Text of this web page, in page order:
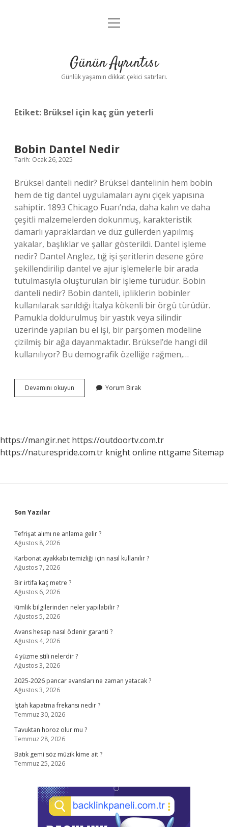
Anasayfa
Yasal Uyarı
menüyü
Günün Ayrıntısı
Günlük yaşamın dikkat çekici satırları.
Etiket: Brüksel için kaç gün yeterli
Bobin Dantel Nedir
Tarih: Ocak 26, 2025
Brüksel danteli nedir? Brüksel dantelinin hem bobin
hem de tig dantel uygulamaları aynı çiçek yapısına
sahiptir. 1893 Chicago Fuarı’nda, daha kalın ve daha
çeşitli malzemelerden dokunmuş, karakteristik
damarlı yapraklardan ve düz güllerden yapılmış
yakalar, başlıklar ve şallar gösterildi. Dantel işleme
nedir? Dantel Anglez, tığ işi şeritlerin desene göre
şekillendirilip dantel ve ajur işlemelerle bir arada
tutulmasıyla oluşturulan bir işleme türüdür. Bobin
danteli nedir? Bobin danteli, ipliklerin bobinler
kullanılarak sarıldığı İtalya kökenli bir örgü türüdür.
Pamukla doldurulmuş bir yastık veya silindir
üzerinde yapılan bu el işi, bir parşömen modeline
çizilmiş bir ağa dayanmaktadır. Brüksel’de hangi dil
kullanılıyor? Bu demografik özelliğe rağmen,…
Devamını okuyun
Dantel
Yorum Bırak
https://mangir.net https://outdoortv.com.tr
https://naturespride.com.tr knight online nttgame Sitemap
Sidebar
Son Yazılar
Tefrişat alımı ne anlama gelir ?
Ağustos 8, 2026
Karbonat ayakkabı temizliği için nasıl kullanılır ?
Ağustos 7, 2026
Bir irtifa kaç metre ?
Ağustos 6, 2026
Kimlik bilgilerinden neler yapılabilir ?
Ağustos 5, 2026
Avans hesap nasıl ödenir garanti ?
Ağustos 4, 2026
4 yüzme stili nelerdir ?
Ağustos 3, 2026
2025-2026 pancar avansları ne zaman yatacak ?
Ağustos 3, 2026
İştah kapatma frekansı nedir ?
Temmuz 30, 2026
Tavuktan horoz olur mu ?
Temmuz 28, 2026
Batık gemi söz müzik kime ait ?
Temmuz 25, 2026